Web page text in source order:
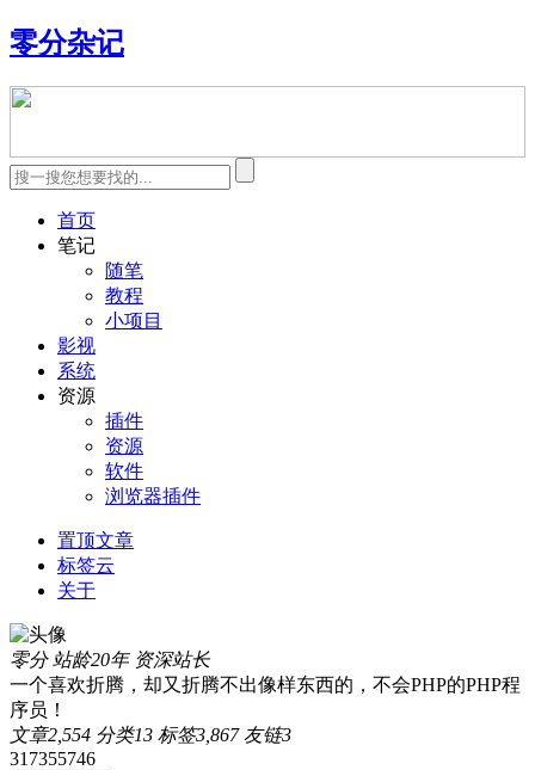
零分杂记
首页
笔记
随笔
教程
小项目
影视
系统
资源
插件
资源
软件
浏览器插件
置顶文章
标签云
关于
零分 站龄20年 资深站长
一个喜欢折腾，却又折腾不出像样东西的，不会PHP的PHP程
序员！
文章2,554 分类13 标签3,867 友链3
317355746